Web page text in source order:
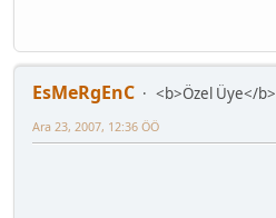
EsMeRgEnC <b>Özel Üye</b>
Ara 23, 2007, 12:36 ÖÖ